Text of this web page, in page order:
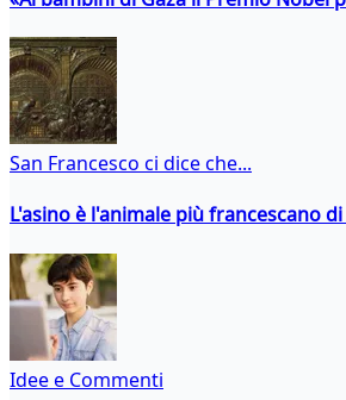
San Francesco ci dice che...
L'asino è l'animale più francescano
Idee e Commenti